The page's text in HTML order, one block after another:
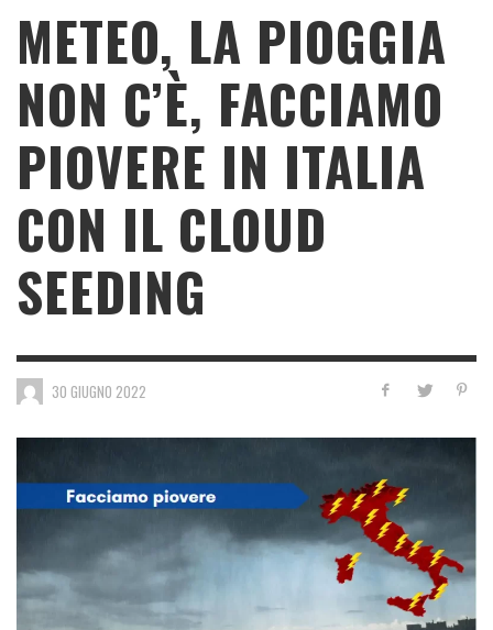
METEO, LA PIOGGIA
NON C’È, FACCIAMO
PIOVERE IN ITALIA
CON IL CLOUD
SEEDING
30 GIUGNO 2022